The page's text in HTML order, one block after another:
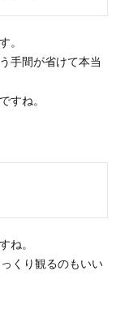
。
手間が省けて本当
すね。
ね。
くり観るのもいい